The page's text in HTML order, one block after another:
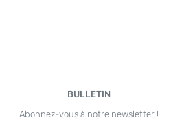
BULLETIN
Abonnez-vous à notre newsletter !